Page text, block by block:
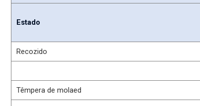
Estado
Recozido
Têmpera de molaed